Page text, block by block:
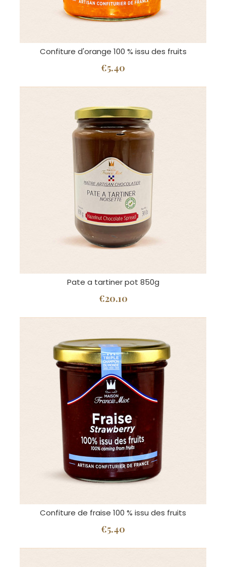
Confiture d'orange 100 % issu des fruits
€5.40
Pate a tartiner pot 850g
€20.10
Confiture de fraise 100 % issu des fruits
€5.40